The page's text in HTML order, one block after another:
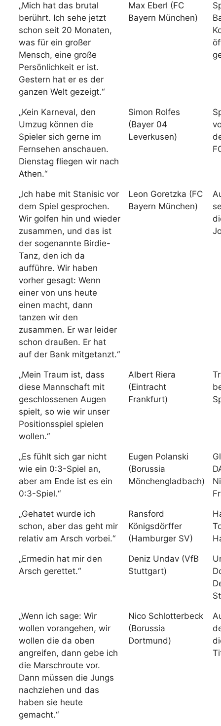
„Mich hat das brutal
berührt. Ich sehe jetzt
schon seit 20 Monaten,
was für ein großer
Mensch, eine große
Persönlichkeit er ist.
Gestern hat er es der
ganzen Welt gezeigt.“
Max Eberl (FC
Bayern München)
„Kein Karneval, den
Umzug können die
Spieler sich gerne im
Fernsehen anschauen.
Dienstag fliegen wir nach
Athen.“
Simon Rolfes
(Bayer 04
Leverkusen)
„Ich habe mit Stanisic vor
dem Spiel gesprochen.
Wir golfen hin und wieder
zusammen, und das ist
der sogenannte Birdie-
Tanz, den ich da
aufführe. Wir haben
vorher gesagt: Wenn
einer von uns heute
einen macht, dann
tanzen wir den
zusammen. Er war leider
schon draußen. Er hat
auf der Bank mitgetanzt.“
Leon Goretzka (FC
Bayern München)
„Mein Traum ist, dass
diese Mannschaft mit
geschlossenen Augen
spielt, so wie wir unser
Positionsspiel spielen
wollen.“
Albert Riera
(Eintracht
Frankfurt)
„Es fühlt sich gar nicht
wie ein 0:3-Spiel an,
aber am Ende ist es ein
0:3-Spiel.“
Eugen Polanski
(Borussia
Mönchengladbach)
„Gehatet wurde ich
schon, aber das geht mir
relativ am Arsch vorbei.“
Ransford
Königsdörffer
(Hamburger SV)
„Ermedin hat mir den
Arsch gerettet.“
Deniz Undav (VfB
Stuttgart)
„Wenn ich sage: Wir
wollen vorangehen, wir
wollen die da oben
angreifen, dann gebe ich
die Marschroute vor.
Dann müssen die Jungs
nachziehen und das
haben sie heute
gemacht.“
Nico Schlotterbeck
(Borussia
Dortmund)